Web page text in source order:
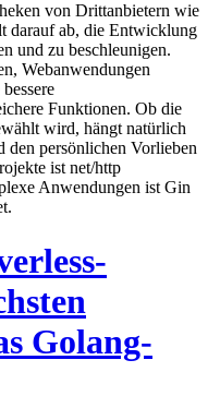
von Drittanbietern wie
darauf ab, die Entwicklung
und zu beschleunigen.
Webanwendungen
Funktionen. Ob die
wird, hängt natürlich
persönlichen Vorlieben
ist net/http
Anwendungen ist Gin
Golang-